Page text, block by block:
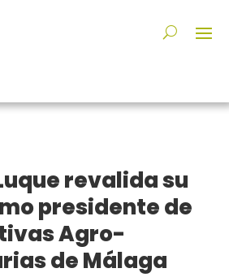
revalida su
presidente de
Agro-
de Málaga